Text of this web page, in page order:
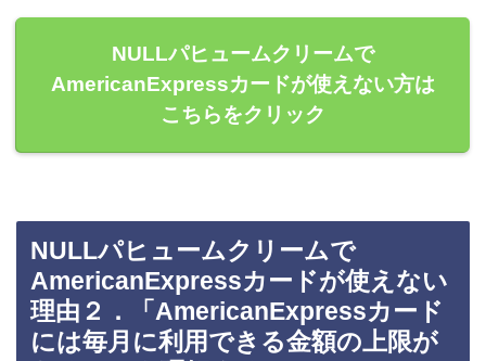
NULLパヒュームクリームで
AmericanExpressカードが使えない方は
こちらをクリック
NULLパヒュームクリームで
AmericanExpressカードが使えない
理由２．「AmericanExpressカード
には毎月に利用できる金額の上限が